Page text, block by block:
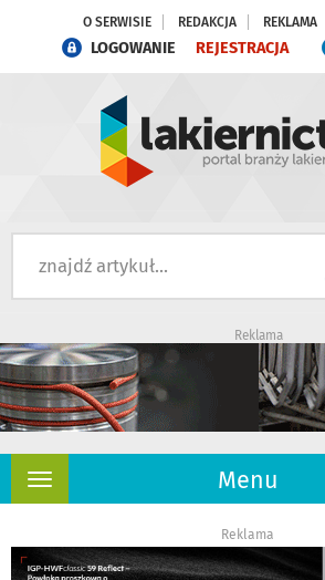
O SERWISIE REDAKCJA REKLAMA
LOGOWANIE REJESTRACJA
Reklama
Menu
Rozwiń
Reklama